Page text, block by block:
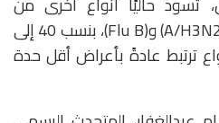
فيروسات الإنفلونزا، وهي (A/H3N2) و(Flu B)، بنسب 40 إلى
ترتبط عادةً بأعراض أقل حدة